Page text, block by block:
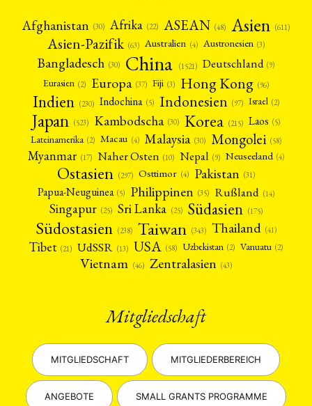
Afghanistan (30) Afrika (22) ASEAN (48) Asien (611)
Asien-Pazifik (63) Australien (4) Austronesien (3)
Bangladesch (30) China (1521) Deutschland (9)
Eurasien (2) Europa (37) Fiji (3) Hong Kong (96)
Indien (230) Indochina (5) Indonesien (97) Israel (2)
Japan (523) Kambodscha (30) Korea (215) Laos (5)
Lateinamerika (2) Macau (4) Malaysia (30) Mongolei (58)
Myanmar (17) Naher Osten (10) Nepal (9) Neuseeland (4)
Ostasien (297) Osttimor (4) Pakistan (31)
Papua-Neuguinea (5) Philippinen (35) Rußland (14)
Singapur (25) Sri Lanka (25) Südasien (175)
Südostasien (238) Taiwan (343) Thailand (41)
Tibet (21) UdSSR (13) USA (58) Uzbekistan (2) Vanuatu (2)
Vietnam (46) Zentralasien (43)
Mitgliedschaft
MITGLIEDSCHAFT MITGLIEDERBEREICH
ANGEBOTE SMALL GRANTS PROGRAMME